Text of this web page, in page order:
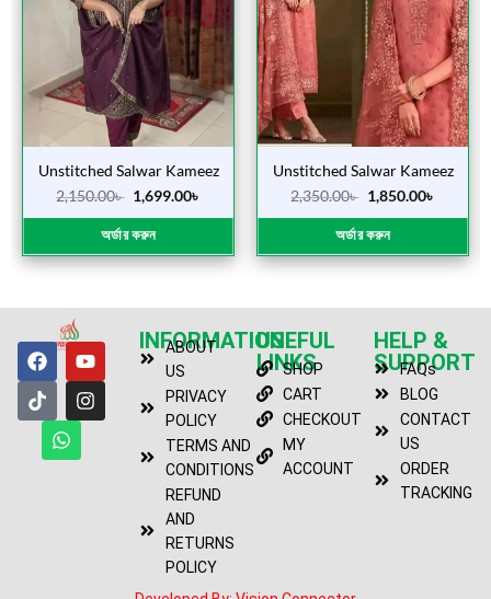
Unstitched Salwar Kameez
(Vepuler Jam)
2,150.00৳ 1,699.00৳
অর্ডার করুন
Unstitched Salwar Kameez
(Sumon sk misti)
2,350.00৳ 1,850.00৳
অর্ডার করুন
INFORMATION
ABOUT
US
PRIVACY
POLICY
TERMS AND
CONDITIONS
REFUND
AND
RETURNS
POLICY
USEFUL
LINKS
SHOP
CART
CHECKOUT
MY
ACCOUNT
HELP &
SUPPORT
FAQs
BLOG
CONTACT
US
ORDER
TRACKING